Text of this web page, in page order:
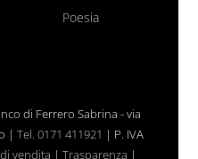
Poesia
di Ferrero Sabrina - via
| Tel. 0171 411921 | P. IVA
vendita | Trasparenza |